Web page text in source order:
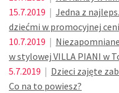
15.7.2019 | Jedna z
dziećmi w promocyjnej
10.7.2019 |
w stylowej VILLA PIANI w
5.7.2019 | Dzieci zajęte
Co na to powiesz?